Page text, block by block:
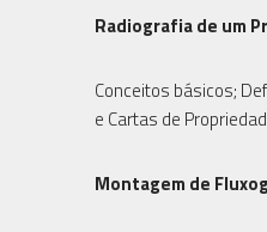
Radiografia de um
Conceitos básicos;
e Cartas de
Montagem de